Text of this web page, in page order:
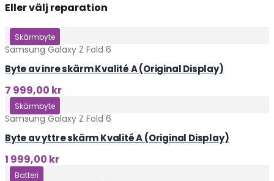
Eller välj reparation
Klicka här
Skärmbyte
Samsung Galaxy Z Fold 6
Byte av inre skärm Kvalité A (Original Display)
7 999,00 kr
Klicka här
Skärmbyte
Samsung Galaxy Z Fold 6
Byte av yttre skärm Kvalité A (Original Display)
1 999,00 kr
Klicka här
Batteri